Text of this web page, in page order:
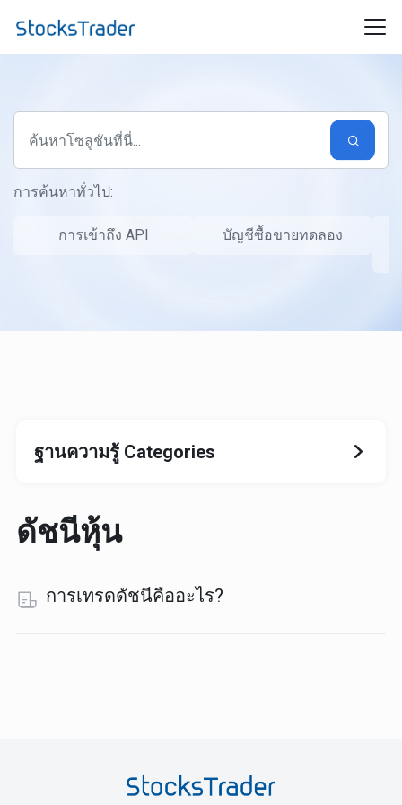
การค้นหาทั่วไป:
การเข้าถึง API บัญชีซื้อขายทดลอง
ฐานความรู้ Categories
ดัชนีหุ้น
การเทรดดัชนีคืออะไร?